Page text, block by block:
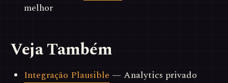
melhor
Veja Também
Integração Plausible — Analytics privado